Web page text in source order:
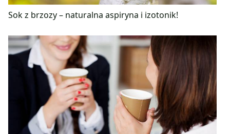
Sok z brzozy – naturalna aspiryna i izotonik!